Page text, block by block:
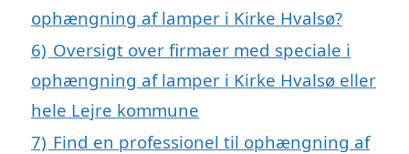
ophængning af lamper i Kirke Hvalsø?
6) Oversigt over firmaer med speciale i
ophængning af lamper i Kirke Hvalsø eller
hele Lejre kommune
7) Find en professionel til ophængning af